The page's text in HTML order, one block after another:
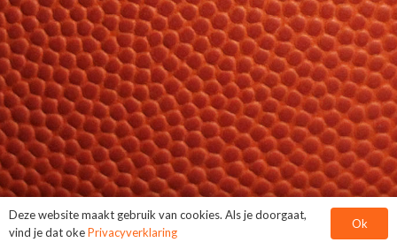
Deze website maakt gebruik van cookies. Als je doorgaat,
vind je dat okePrivacyverklaring
Ok